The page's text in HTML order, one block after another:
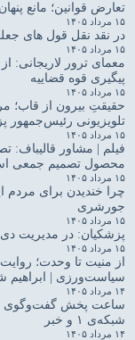
تعارض قوانین؛ مانع
۱۵ مرداد ۱۴۰۵
در نقد نقل قول های
۱۵ مرداد ۱۴۰۵
معمای ترور لاریجانی:
پیگیری قوه قضاییه
۱۵ مرداد ۱۴۰۵
حقیقتِ بیرون از قاب؛
تلویزیونی رئیس‌جمهور
۱۵ مرداد ۱۴۰۵
فیلم | مشاور
محصول تصمیم جمعی
۱۵ مرداد ۱۴۰۵
چرا خندیدن برای
جورشری
۱۵ مرداد ۱۴۰۵
پزشکیان: در مدیریت دی ۱۴۰۴ آمادگی لازم نبود
۱۵ مرداد ۱۴۰۵
از منیت تا وحدت؛
سیاست‌ورزی | ابراهیم
۱۴ مرداد ۱۴۰۵
ساعت پخش گفت‌وگوی
شبکه‌ی ۱ و خبر
۱۴ مرداد ۱۴۰۵